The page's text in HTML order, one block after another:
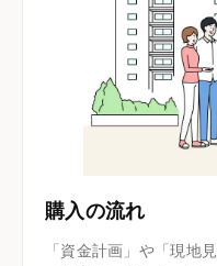
購入の流れ
「資金計画」や「現地